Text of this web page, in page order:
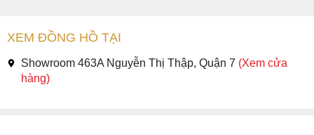
XEM ĐỒNG HỒ TẠI
Showroom 463A Nguyễn Thị Thập, Quận 7 (Xem cửa
hàng)